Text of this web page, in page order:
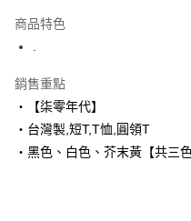
街口支付
悠遊付
Google Pay
商品特色
銷售重點
‧【柒零年代】
‧台灣製,短T,T恤,圓領T
‧黑色、白色、芥末黃【共三色